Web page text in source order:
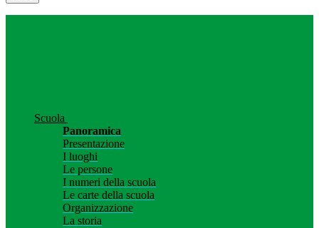
Scuola
Panoramica
Presentazione
I luoghi
Le persone
I numeri della scuola
Le carte della scuola
Organizzazione
La storia